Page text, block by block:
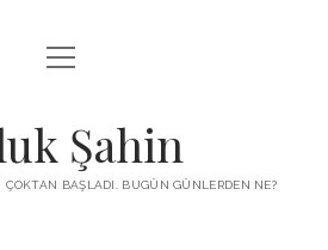
KUTUP YILDIZI
YAZILARI
menüyü
aç
Şahin
BAŞLADI. BUGÜN GÜNLERDEN NE?